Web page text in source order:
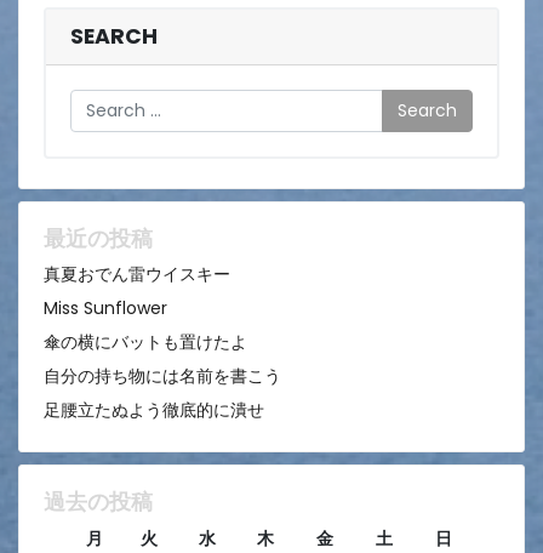
ョ
ン
SEARCH
Search
最近の投稿
真夏おでん雷ウイスキー
Miss Sunflower
傘の横にバットも置けたよ
自分の持ち物には名前を書こう
足腰立たぬよう徹底的に潰せ
過去の投稿
月 火 水 木 金 土
日